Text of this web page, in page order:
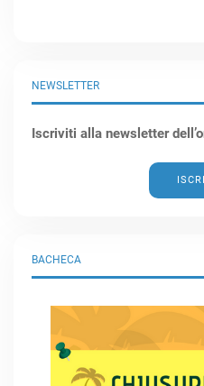
BACHECA
NEWSLETTER
Iscriviti alla newsletter